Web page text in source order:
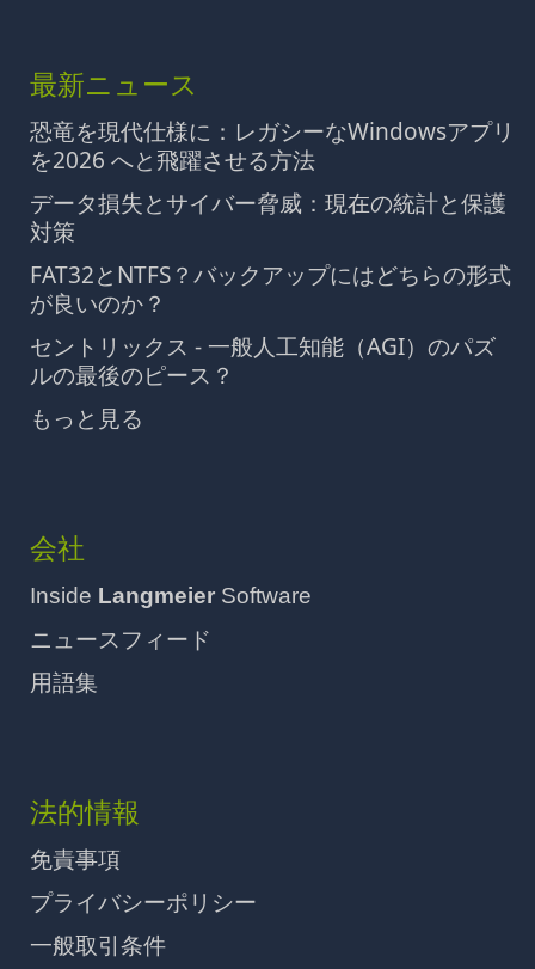
最新ニュース
恐竜を現代仕様に：レガシーなWindowsアプリ
を2026 へと飛躍させる方法
データ損失とサイバー脅威：現在の統計と保護
対策
FAT32とNTFS？バックアップにはどちらの形式
が良いのか？
セントリックス - 一般人工知能（AGI）のパズ
ルの最後のピース？
もっと見る
会社
Inside Langmeier Software
ニュースフィード
用語集
法的情報
免責事項
プライバシーポリシー
一般取引条件